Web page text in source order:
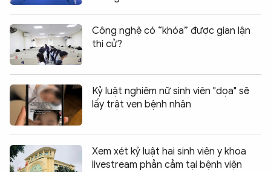
Công nghệ có “khóa” được gian lận
thi cử?
Kỷ luật nghiêm nữ sinh viên "dọa" sẽ
lấy trật ven bệnh nhân
Xem xét kỷ luật hai sinh viên y khoa
livestream phản cảm tại bệnh viện